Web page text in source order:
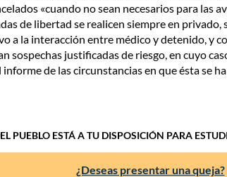
«cuando no sean necesarios para las
de libertad se realicen siempre en
a la interacción entre médico y detenido, y
sospechas justificadas de riesgo, en cuyo
de las circunstancias en que ésta se
PUEBLO ESTÁ A TU DISPOSICIÓN PARA
¿Deseas presentar una queja?